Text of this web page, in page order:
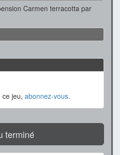
Carmen terracotta par
ce jeu, abonnez-vous.
terminé